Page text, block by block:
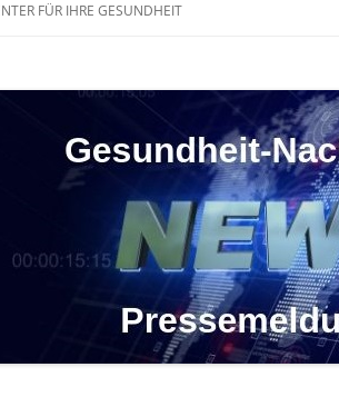
FÜR IHRE GESUNDHEIT